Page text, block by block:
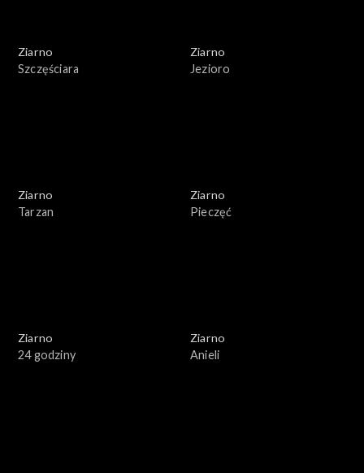
Ziarno
Szczęściara
Ziarno
Jezioro
Ziarno
Tarzan
Ziarno
Pieczęć
Ziarno
24 godziny
Ziarno
Anieli